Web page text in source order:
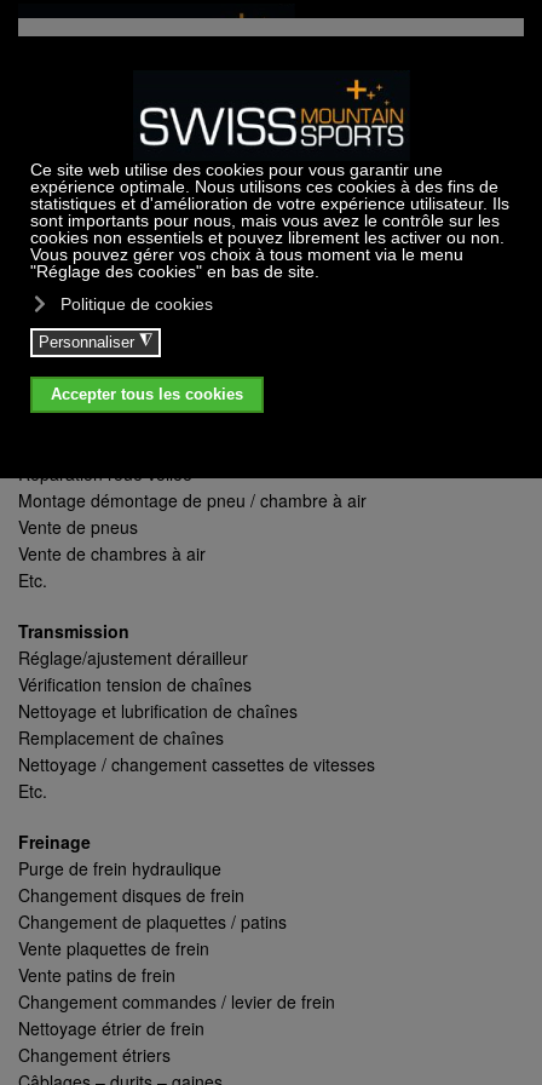
Atelier de réparation - toutes marques
Partie cycle
Réglage/révision de suspension
Nettoyage – graissage – réglage jeu de direction
Réglage potence
Réglage / révision suspension
Graissage pédalier
Roues
Réparation roue voilée
Montage démontage de pneu / chambre à air
Vente de pneus
Vente de chambres à air
Etc.
Transmission
Réglage/ajustement dérailleur
Vérification tension de chaînes
Nettoyage et lubrification de chaînes
Remplacement de chaînes
Nettoyage / changement cassettes de vitesses
Etc.
Freinage
Purge de frein hydraulique
Changement disques de frein
Changement de plaquettes / patins
Vente plaquettes de frein
Vente patins de frein
Changement commandes / levier de frein
Nettoyage étrier de frein
Changement étriers